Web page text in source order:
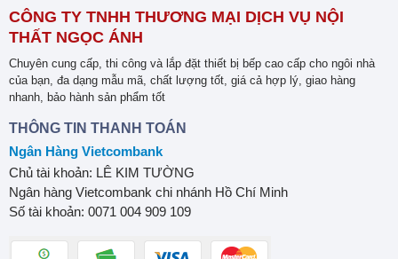
CÔNG TY TNHH THƯƠNG MẠI DỊCH VỤ NỘI
THẤT NGỌC ÁNH
Chuyên cung cấp, thi công và lắp đặt thiết bị bếp cao cấp cho ngôi nhà
của bạn, đa dạng mẫu mã, chất lượng tốt, giá cả hợp lý, giao hàng
nhanh, bảo hành sản phẩm tốt
THÔNG TIN THANH TOÁN
Ngân Hàng Vietcombank
Chủ tài khoản: LÊ KIM TƯỜNG
Ngân hàng Vietcombank chi nhánh Hồ Chí Minh
Số tài khoản: 0071 004 909 109